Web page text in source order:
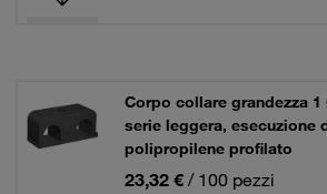
Corpo collare grandezza
serie leggera, esecuzione
polipropilene profilato
23,32 € / 100 pezzi